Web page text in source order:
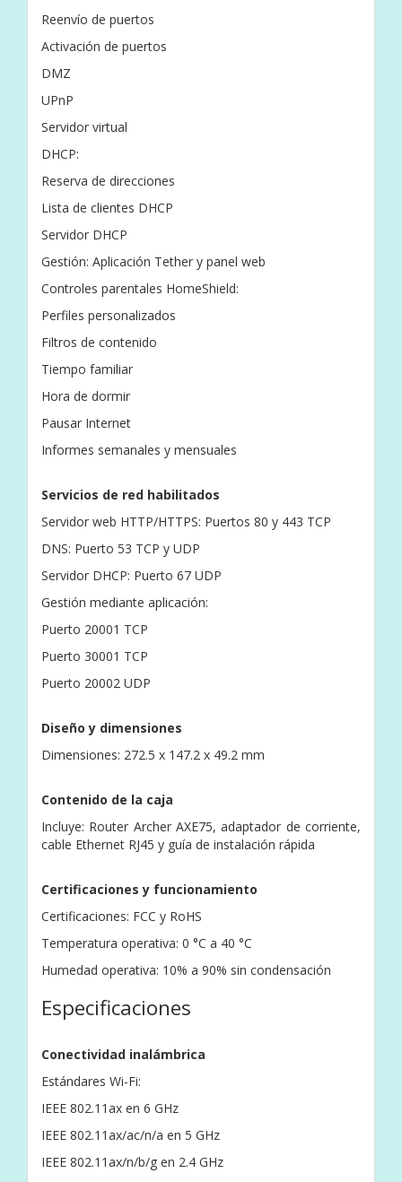
Reenvío de puertos
Activación de puertos
DMZ
UPnP
Servidor virtual
DHCP:
Reserva de direcciones
Lista de clientes DHCP
Servidor DHCP
Gestión: Aplicación Tether y panel web
Controles parentales HomeShield:
Perfiles personalizados
Filtros de contenido
Tiempo familiar
Hora de dormir
Pausar Internet
Informes semanales y mensuales
Servicios de red habilitados
Servidor web HTTP/HTTPS: Puertos 80 y 443 TCP
DNS: Puerto 53 TCP y UDP
Servidor DHCP: Puerto 67 UDP
Gestión mediante aplicación:
Puerto 20001 TCP
Puerto 30001 TCP
Puerto 20002 UDP
Diseño y dimensiones
Dimensiones: 272.5 x 147.2 x 49.2 mm
Contenido de la caja
Incluye: Router Archer AXE75, adaptador de corriente,
cable Ethernet RJ45 y guía de instalación rápida
Certificaciones y funcionamiento
Certificaciones: FCC y RoHS
Temperatura operativa: 0 °C a 40 °C
Humedad operativa: 10% a 90% sin condensación
Especificaciones
Conectividad inalámbrica
Estándares Wi-Fi:
IEEE 802.11ax en 6 GHz
IEEE 802.11ax/ac/n/a en 5 GHz
IEEE 802.11ax/n/b/g en 2.4 GHz